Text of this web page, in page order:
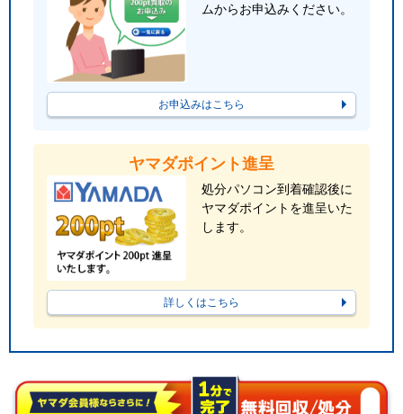
ムからお申込みください。
お申込みはこちら
ヤマダポイント進呈
処分パソコン到着確認後に
ヤマダポイントを進呈いた
します。
詳しくはこちら